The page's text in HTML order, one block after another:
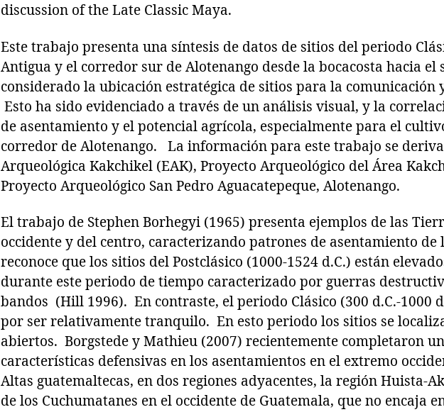
discussion of the Late Classic Maya.
Este trabajo presenta una síntesis de datos de sitios del periodo
Antigua y el corredor sur de Alotenango desde la bocacosta hacia el
considerado la ubicación estratégica de sitios para la comunicación
Esto ha sido evidenciado a través de un análisis visual, y la
de asentamiento y el potencial agrícola, especialmente para el
corredor de Alotenango. La información para este trabajo se deriva
Arqueológica Kakchikel (EAK), Proyecto Arqueológico del Área
Proyecto Arqueológico San Pedro Aguacatepeque, Alotenango.
El trabajo de Stephen Borhegyi (1965) presenta ejemplos de las
occidente y del centro, caracterizando patrones de asentamiento
reconoce que los sitios del Postclásico (1000-1524 d.C.) están
durante este periodo de tiempo caracterizado por guerras
bandos (Hill 1996). En contraste, el periodo Clásico (300 d.C.-1000
por ser relativamente tranquilo. En esto periodo los sitios se
abiertos. Borgstede y Mathieu (2007) recientemente completaron
características defensivas en los asentamientos en el extremo
Altas guatemaltecas, en dos regiones adyacentes, la región Huista-
de los Cuchumatanes en el occidente de Guatemala, que no encaja